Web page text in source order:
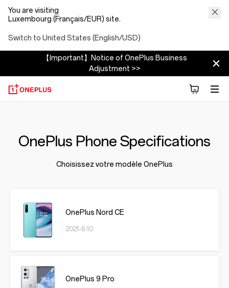
You are visiting
Luxembourg (Français/EUR) site.
Switch to United States (English/USD)
【Important】Notice of OnePlus Business
Adjustment >>
OnePlus Phone Specifications
Choisissez votre modèle OnePlus
OnePlus Nord CE
2021-6-10
OnePlus 9 Pro